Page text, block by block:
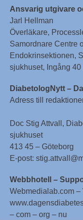
Ansvarig utgivare
Jarl Hellman
Överläkare,
Samordnare Centre
Endokrinsektionen,
sjukhuset, Ingång
DiabetologNytt –
Adress till
Doc Stig Attvall,
sjukhuset
413 45 – Göteborg
E-post:
Webbhotell –
Webmedialab.com –
– com – org – nu